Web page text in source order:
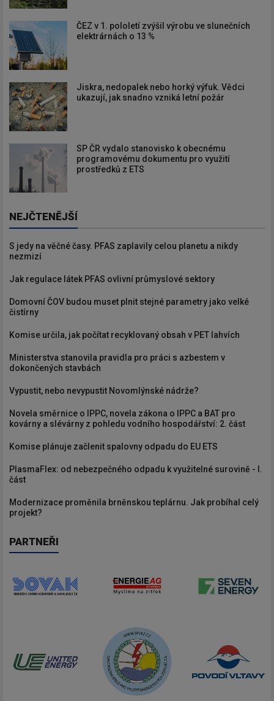
ČEZ v 1. pololetí zvýšil výrobu ve slunečních
elektrárnách o 13 %
Jiskra, nedopalek nebo horký výfuk. Vědci
ukazují, jak snadno vzniká letní požár
SP ČR vydalo stanovisko k obecnému
programovému dokumentu pro využití
prostředků z ETS
NEJČTENĚJŠÍ
S jedy na věčné časy. PFAS zaplavily celou planetu a nikdy
nezmizí
Jak regulace látek PFAS ovlivní průmyslové sektory
Domovní ČOV budou muset plnit stejné parametry jako velké
čistírny
Komise určila, jak počítat recyklovaný obsah v PET lahvích
Ministerstva stanovila pravidla pro práci s azbestem v
dokončených stavbách
Vypustit, nebo nevypustit Novomlýnské nádrže?
Novela směrnice o IPPC, novela zákona o IPPC a BAT pro
kovárny a slévárny z pohledu vodního hospodářství: 2. část
Komise plánuje začlenit spalovny odpadu do EU ETS
PlasmaFlex: od nebezpečného odpadu k využitelné surovině - I.
část
Modernizace proměnila brněnskou teplárnu. Jak probíhal celý
projekt?
PARTNEŘI